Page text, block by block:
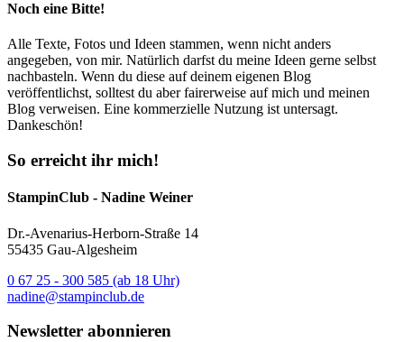
Noch eine Bitte!
Alle Texte, Fotos und Ideen stammen, wenn nicht anders
angegeben, von mir. Natürlich darfst du meine Ideen gerne selbst
nachbasteln. Wenn du diese auf deinem eigenen Blog
veröffentlichst, solltest du aber fairerweise auf mich und meinen
Blog verweisen. Eine kommerzielle Nutzung ist untersagt.
Dankeschön!
So erreicht ihr mich!
StampinClub - Nadine Weiner
Dr.-Avenarius-Herborn-Straße 14
55435 Gau-Algesheim
0 67 25 - 300 585 (ab 18 Uhr)
nadine@stampinclub.de
Newsletter abonnieren